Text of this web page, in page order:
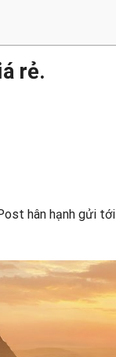
rẻ.
hân hạnh gửi